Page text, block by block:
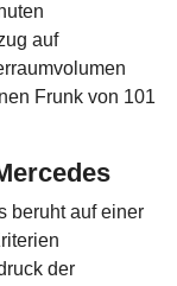
auf
Frunk von 101
beruht auf einer
der